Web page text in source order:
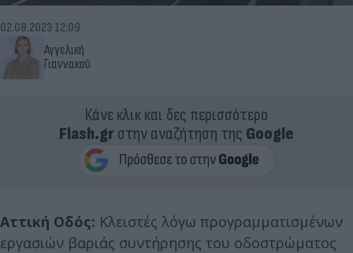
Αγγελική
Γιαννακού
02.08.2023 12:09
Κάνε κλικ και δες περισσότερο
Flash.grστην αναζήτηση της Google
Αττική Οδός: Κλειστές λόγω προγραμματισμένων
εργασιών βαριάς συντήρησης του οδοστρώματος